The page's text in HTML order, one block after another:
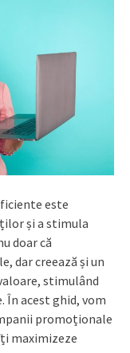
este
și a stimula
doar că
dar creează și un
stimulând
acest ghid, vom
promoționale
maximizeze